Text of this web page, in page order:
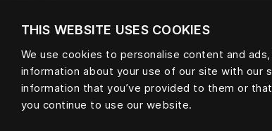
THIS WEBSITE USES COOKIES
We use cookies to personalise content and
information about your use of our site with our
information that you’ve provided to them or
you continue to use our website.
Efni